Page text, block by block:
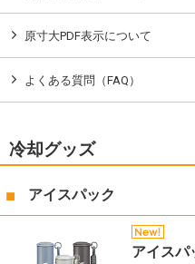
原寸大PDF表示について
よくある質問（FAQ）
冷却グッズ
アイスパック
アイスパ